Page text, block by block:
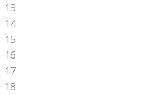
13
14
15
16
17
18